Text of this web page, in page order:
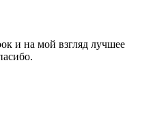
и на мой взгляд лучшее